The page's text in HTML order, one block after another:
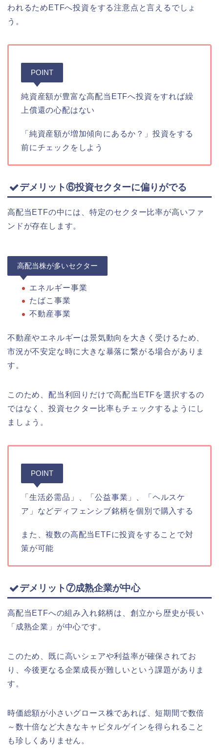
われるためETFへ投資をする注意点と言えるでしょ
う。
POINT
純資産額が豊富な高配当ETFへ投資をすれば繰
上償還の心配はない
「純資産額が増加傾向にあるか？」投資をする
前にチェックをしよう
デメリット⑥投資セクターに偏りがでる
高配当ETFの中には、特定のセクター比率が高いファ
ンドが存在します。
高配当株が多いセクター
エネルギー事業
たばこ事業
不動産事業
不動産やエネルギーは景気動向を大きく受けるため、
市況が不安定な時に大きな暴落に繋がる場合がありま
す。
このため、配当利回りだけで高配当ETFを選択するの
ではなく、投資セクター比率もチェックするようにし
ましょう。
POINT
「生活必需品」、「公益事業」、「ヘルスケ
ア」などディフェンシブ銘柄を個別で購入する
また、複数の高配当ETFに投資をすることで対
策が可能
デメリット⑦成熟企業が中心
高配当ETFへの組み入れ銘柄は、創立から歴史が長い
「成熟企業」が中心です。
このため、既に高いシェアや利益率が確保されてお
り、今後更なる企業成長が難しいという課題がありま
す。
時価総額が小さいグロース株であれば、短期間で数倍
～数十倍など大きなキャピタルゲインを得られること
も珍しくありません。